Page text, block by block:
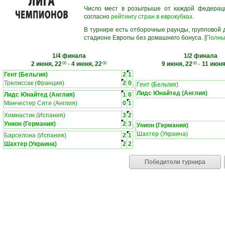
Число мест в розыгрыше от каждой
согласно рейтингу стран в еврокубках.
В турнире есть отборочные раунды,
стадионе Европы без домашнего бонуса. [
1/4 финала
2 июня, 2200- 4 июня, 2200
1/2 финала
9 июня, 2200- 11
Гент (Бельгия)
2 1
Трелиссак (Франция)
2 0
Лидс Юнайтед (Англия)
1 0
Манчестер Сити (Англия)
0 1
Гент (Бельгия)
Лидс Юнайтед (Англия)
Химнастик (Испания) 3 2
Унион (Германия)
2 3
Барселона (Испания)
2 1
Шахтер (Украина)
2 2
Унион (Германия)
Шахтер (Украина)
Победители турнира